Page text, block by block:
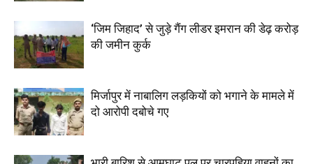
‘जिम जिहाद’ से जुड़े गैंग लीडर इमरान की डेढ़ करोड़
की जमीन कुर्क
मिर्जापुर में नाबालिग लड़कियों को भगाने के मामले में
दो आरोपी दबोचे गए